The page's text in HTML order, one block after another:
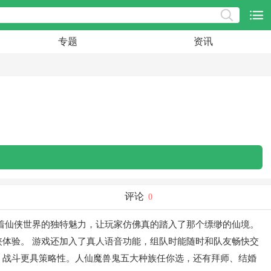
专题 资讯
评论 0
侠世界的独特魅力，让玩家仿佛真的踏入了那个缥缈的仙境。
验。 游戏还加入了真人语音功能，组队时能随时和队友畅快交
斗更具策略性。人仙魔兽鬼五大种族任你选，还有拜师、结婚